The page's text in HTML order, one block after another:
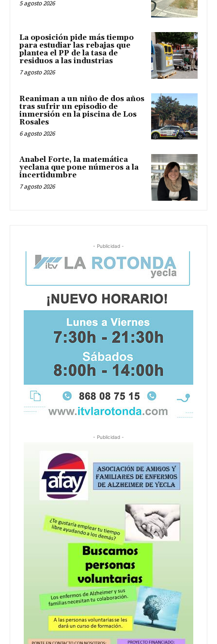
5 agosto 2026
La oposición pide más tiempo
para estudiar las rebajas que
plantea el PP de la tasa de
residuos a las industrias
7 agosto 2026
Reaniman a un niño de dos años
tras sufrir un episodio de
inmersión en la piscina de Los
Rosales
6 agosto 2026
Anabel Forte, la matemática
yeclana que pone números a la
incertidumbre
7 agosto 2026
- Publicidad -
- Publicidad -